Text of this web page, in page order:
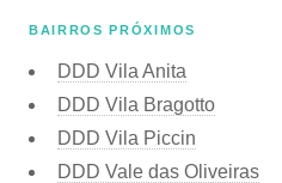
BAIRROS PRÓXIMOS
DDD Vila Anita
DDD Vila Bragotto
DDD Vila Piccin
DDD Vale das Oliveiras